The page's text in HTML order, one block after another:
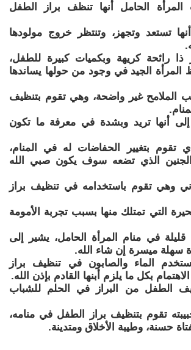
الحامل أنها تنظف براز الطفل
تستعد وتجهز، وتنتظر خروج مولودها
ذا رائحة كريهة وبكميات كبيرة للطفل،
المرأة الجيد في وجود من حولها يساندها
الملامح غير واضحة، وهي تقوم بتنظيف
إلى أنها تريد وبشدة في معرفة ما تكون
تقوم بتغيير الحفاضات له في المنام،
الذي تضعه سوف يكون صبي الله
وهي تقوم باستخدامه في تنظيف براز
التي تمتلك منها بسبب تجربة الأمومة
قليلة في منام المرأة الحامل، يشير إلى
سهلة ميسرة إن شاء الله.
الماء والصابون في تنظيف براز
بكل ما يلزم أبنها القادم بإذن الله.
الطفل من البراز في الحلم للشباب
تقوم بتنظيف براز الطفل في منامه،
حسنة، وطيبة الأخلاق ومتدينة.